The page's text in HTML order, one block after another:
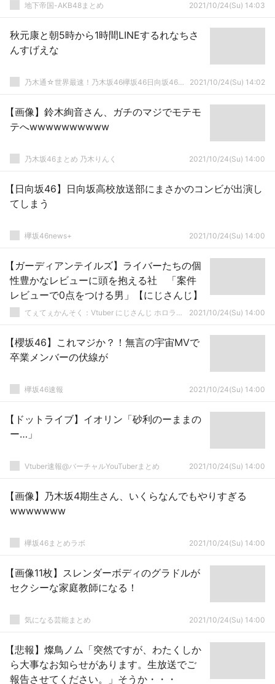
地下帝国-AKB48まとめ 2021/10/24(Su) 14:03
秋元康と朝5時から1時間LINEするれなちさ
んすげえな
乃木通☆世界最速！乃木坂46欅坂46日向坂46速報まとめ 2021/10/24(Su) 14:02
【画像】鈴木絢音さん、ガチのマジでモテモ
テへwwwwwwwwww
乃木坂46まとめ 乃木りんく 2021/10/24(Su) 14:00
【日向坂46】日向坂高校放送部にまさかのコンビが出演し
てしまう
欅坂46news+ 2021/10/24(Su) 14:00
【ガーディアンテイルズ】ライバーたちの個
性豊かなレビューに頭を抱える社 「案件
レビューで0点をつける男」【にじさんじ】
てぇてぇかんそく：Vtuber にじさんじ ホロライブまとめ 2021/10/24(Su) 14:00
【櫻坂46】これマジか？！無言の宇宙MVで
卒業メンバーの伏線が
欅坂46速報 2021/10/24(Su) 14:00
【ドットライブ】イオリン「砂利のーままの
ー…」
Vtuber速報@バーチャルYouTuberまとめ 2021/10/24(Su) 14:00
【画像】乃木坂4期生さん、いくらなんでもやりすぎる
wwwwwww
欅坂46まとめラボ 2021/10/24(Su) 14:00
【画像11枚】スレンダーボディのグラドルが
セクシーな家庭教師になる！
気になる芸能まとめ 2021/10/24(Su) 14:00
【悲報】燦鳥ノム「突然ですが、わたくしか
ら大事なお知らせがあります。生放送でご
報告させてください。」そうか・・・